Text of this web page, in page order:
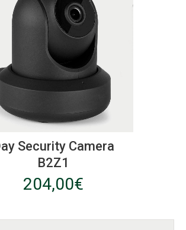
peuvent
être
choisies
sur
page
produit
Security Camera
B2Z1
204,00€